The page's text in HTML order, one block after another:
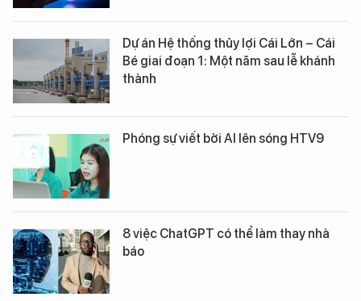
Dự án Hệ thống thủy lợi Cái Lớn – Cái
Bé giai đoạn 1: Một năm sau lễ khánh
thành
Phóng sự viết bởi AI lên sóng HTV9
8 việc ChatGPT có thể làm thay nhà
báo